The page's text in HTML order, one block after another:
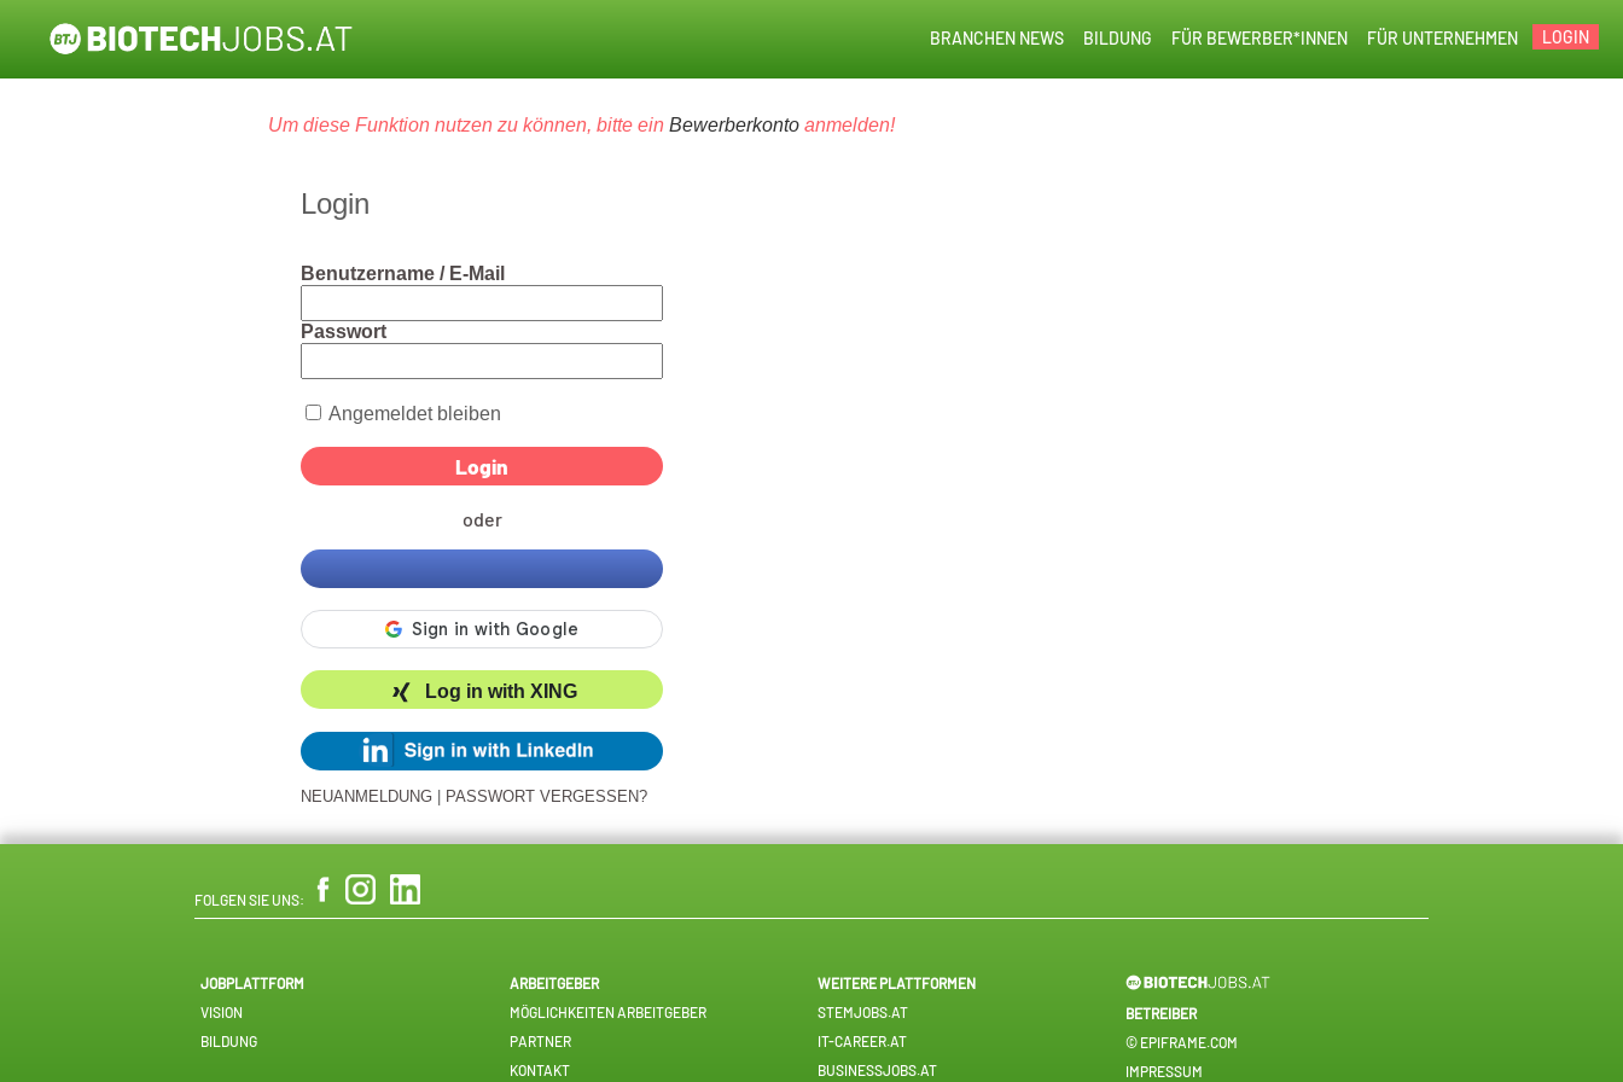
LOGIN
FÜR UNTERNEHMEN
FÜR BEWERBER*INNEN
BILDUNG
BRANCHEN NEWS
Um diese Funktion nutzen zu können, bitte ein Bewerberkonto anmelden!
Login
Benutzername / E-Mail
Passwort
Angemeldet bleiben
oder
Log in with XING
NEUANMELDUNG PASSWORT VERGESSEN?
FOLGEN SIE UNS:
JOBPLATTFORM
VISION
BILDUNG
ARBEITGEBER
MÖGLICHKEITEN ARBEITGEBER
PARTNER
KONTAKT
WEITERE PLATTFORMEN
STEMJOBS.AT
IT-CAREER.AT
BUSINESSJOBS.AT
BETREIBER
© EPIFRAME.COM
IMPRESSUM